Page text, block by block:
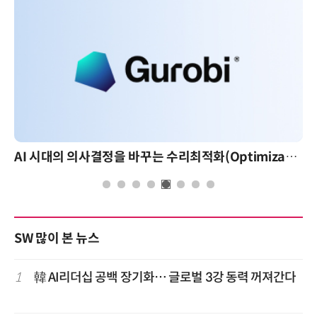
AI 시대의 의사결정을 바꾸는 수리최적화(Optimization): 실제 산업 적용 사례와 활용 전략 AI 핀옵스 실전 세미나: 폭
SW 많이 본 뉴스
1 韓 AI리더십 공백 장기화… 글로벌 3강 동력 꺼져간다